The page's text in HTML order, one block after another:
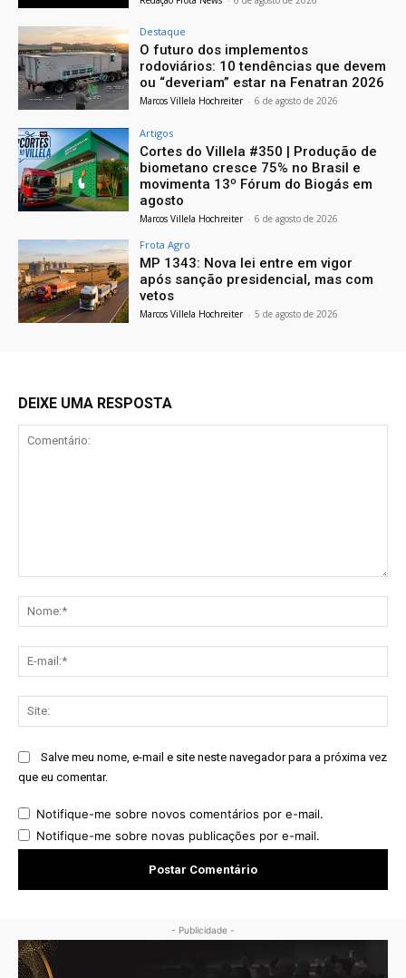
Destaque
O futuro dos implementos
rodoviários: 10 tendências que devem
ou “deveriam” estar na Fenatran 2026
Marcos Villela Hochreiter - 6 de agosto de 2026
Artigos
Cortes do Villela #350 | Produção de
biometano cresce 75% no Brasil e
movimenta 13º Fórum do Biogás em
agosto
Marcos Villela Hochreiter - 6 de agosto de 2026
Frota Agro
MP 1343: Nova lei entre em vigor
após sanção presidencial, mas com
vetos
Marcos Villela Hochreiter - 5 de agosto de 2026
DEIXE UMA RESPOSTA
Salve meu nome, e-mail e site neste navegador para a próxima vez
que eu comentar.
Notifique-me sobre novos comentários por e-mail.
Notifique-me sobre novas publicações por e-mail.
- Publicidade -